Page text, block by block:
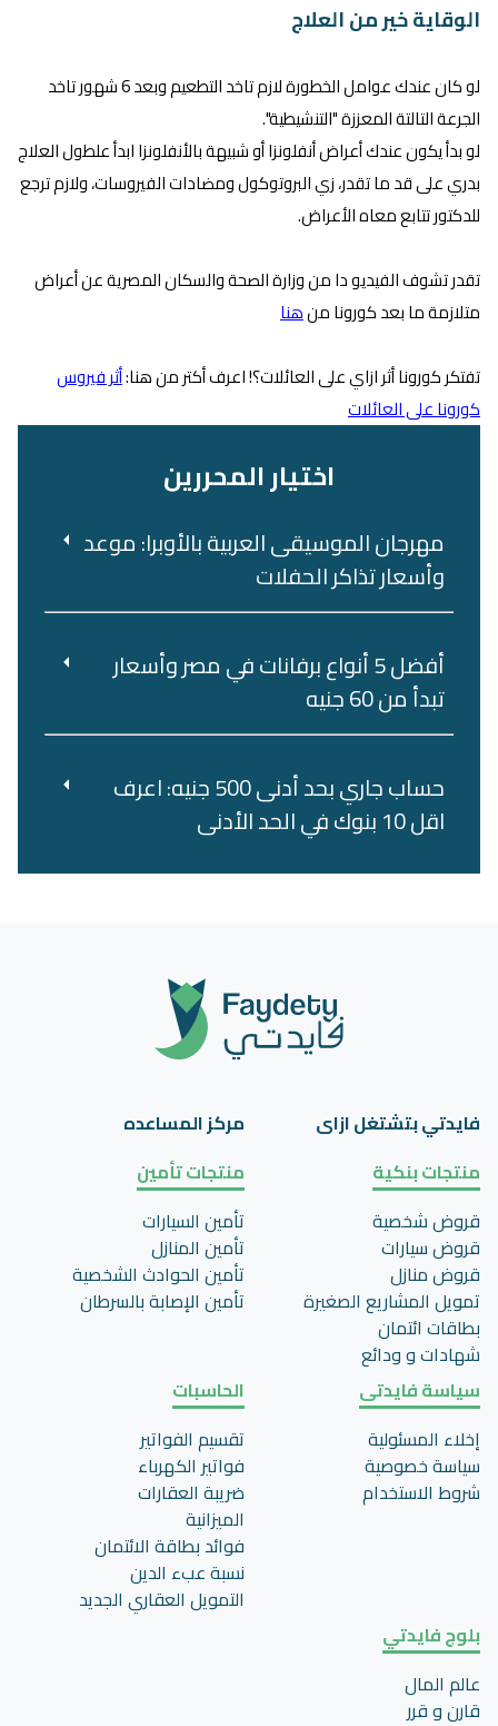
الوقاية خير من العلاج
لو كان عندك عوامل الخطورة لازم تاخد التطعيم وبعد 6 شهور تاخد
الجرعة التالتة المعززة "التنشيطية".
لو بدأ يكون عندك أعراض أنفلونزا أو شبيهة بالأنفلونزا ابدأ علطول العلاج
بدري على قد ما تقدر، زي البروتوكول ومضادات الفيروسات، ولازم ترجع
للدكتور تتابع معاه الأعراض.
تقدر تشوف الفيديو دا من وزارة الصحة والسكان المصرية عن أعراض
متلازمة ما بعد كورونا منهنا
تفتكر كورونا أثر ازاي على العائلات؟! اعرف أكتر من هنا:أثر فيروس
كورونا على العائلات
اختيار المحررين
مهرجان الموسيقى العربية بالأوبرا: موعد
وأسعار تذاكر الحفلات
أفضل 5 أنواع برفانات في مصر وأسعار
تبدأ من 60 جنيه
حساب جاري بحد أدنى 500 جنيه: اعرف
اقل 10 بنوك في الحد الأدنى
فايدتي بتشتغل ازاى
مركز المساعده
منتجات بنكية
قروض شخصية
قروض سيارات
قروض منازل
تمويل المشاريع الصغيرة
بطاقات ائتمان
شهادات و ودائع
منتجات تأمين
تأمين السيارات
تأمين المنازل
تأمين الحوادث الشخصية
تأمين اﻹصابة بالسرطان
سياسة فايدتى
إخلاء المسئولية
سياسة خصوصية
شروط الاستخدام
الحاسبات
تقسيم الفواتير
فواتير الكهرباء
ضريبة العقارات
الميزانية
فوائد بطاقة الائتمان
نسبة عبء الدين
التمويل العقاري الجديد
بلوج فايدتي
عالم المال
قارن و قرر